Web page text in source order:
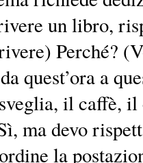
un libro,
Perché?
quest’ora a
il caffè,
ma devo
la